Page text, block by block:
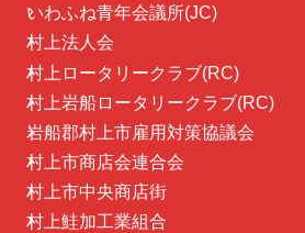
いわふね青年会議所(JC)
村上法人会
村上ロータリークラブ(RC)
村上岩船ロータリークラブ(RC)
岩船郡村上市雇用対策協議会
村上市商店会連合会
村上市中央商店街
村上鮭加工業組合